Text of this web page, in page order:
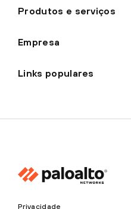
Produtos e serviços
Empresa
Links populares
Privacidade